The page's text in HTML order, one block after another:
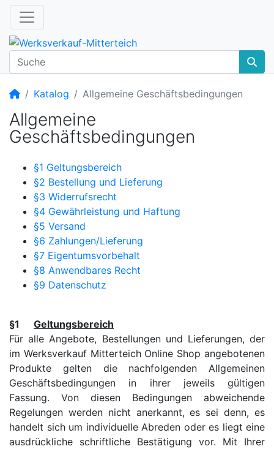
Startseite
Katalog Allgemeine Geschäftsbedingungen
Allgemeine
Geschäftsbedingungen
§1 Geltungsbereich
§2 Bestellung und Lieferung
§3 Widerrufsrecht
§4 Gewährleistung und Haftung
§5 Versand
§6 Zahlungen/Lieferung
§7 Eigentumsvorbehalt
§8 Anwendbares Recht
§9 Datenschutz
§1
Geltungsbereich
Für alle Angebote, Bestellungen und Lieferungen, der
im Werksverkauf Mitterteich Online Shop angebotenen
Produkte gelten die nachfolgenden Allgemeinen
Geschäftsbedingungen in ihrer jeweils gültigen
Fassung. Von diesen Bedingungen abweichende
Regelungen werden nicht anerkannt, es sei denn, es
handelt sich um individuelle Abreden oder es liegt eine
ausdrückliche schriftliche Bestätigung vor. Mit Ihrer